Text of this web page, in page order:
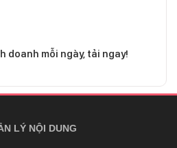
doanh mỗi ngày, tải ngay!
LÝ NỘI DUNG